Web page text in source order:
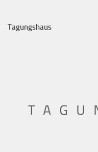
Tagungshaus